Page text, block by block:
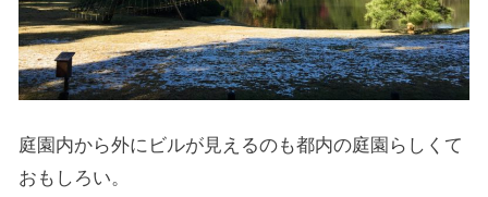
庭園内から外にビルが見えるのも都内の庭園らしくて
おもしろい。